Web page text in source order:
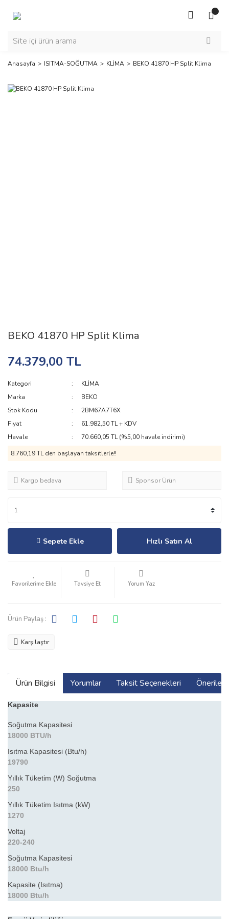
Anasayfa ISITMA-SOĞUTMA KLİMA BEKO 41870 HP Split Klima
BEKO 41870 HP Split Klima
74.379,00 TL
Kategori
KLİMA
Marka
BEKO
Stok Kodu
2BM67A7T6X
Fiyat
61.982,50 TL + KDV
Havale
70.660,05 TL (%5,00 havale indirimi)
8.760,19 TL den başlayan taksitlerle!!
Kargo bedava Sponsor Ürün
Sepete Ekle Hızlı Satın Al
Tavsiye Et Yorum Yaz
Ürün Paylaş :
Karşılaştır
Ürün Bilgisi Yorumlar Taksit Seçenekleri
Kapasite
Soğutma Kapasitesi
18000 BTU/h
Isıtma Kapasitesi (Btu/h)
19790
Yıllık Tüketim (W) Soğutma
250
Yıllık Tüketim Isıtma (kW)
1270
Voltaj
220-240
Soğutma Kapasitesi
18000 Btu/h
Kapasite (Isıtma)
18000 Btu/h